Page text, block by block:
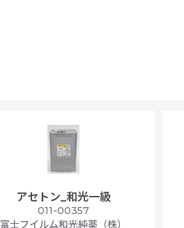
アセトン_和光一級
011-00357
富士フイルム和光純薬（株）